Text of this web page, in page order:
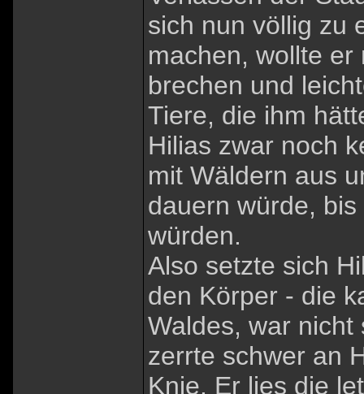
sich nun völlig zu
machen, wollte
brechen und
Tiere, die ihm
Hilias zwar noch
mit Wäldern aus
dauern würde,
würden.
Also setzte sich
den Körper - die
Waldes, war
zerrte schwer an
Knie. Er lies die